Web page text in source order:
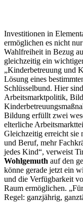
Investitionen in
ermöglichen es nicht
Wahlfreiheit in Bezug
gleichzeitig ein
„Kinderbetreuung und
Lösung eines
Schlüsselbund. Hier
Arbeitsmarktpolitik,
Bildung erfüllt zwei
elterliche
Gleichzeitig erreicht sie
und Beruf, mehr
jedes Kind“, verweist
Wohlgemuth auf den
könne gerade jetzt ein
und die Verfügbarkeit
Raum ermöglichen.
Regel: ganzjährig,